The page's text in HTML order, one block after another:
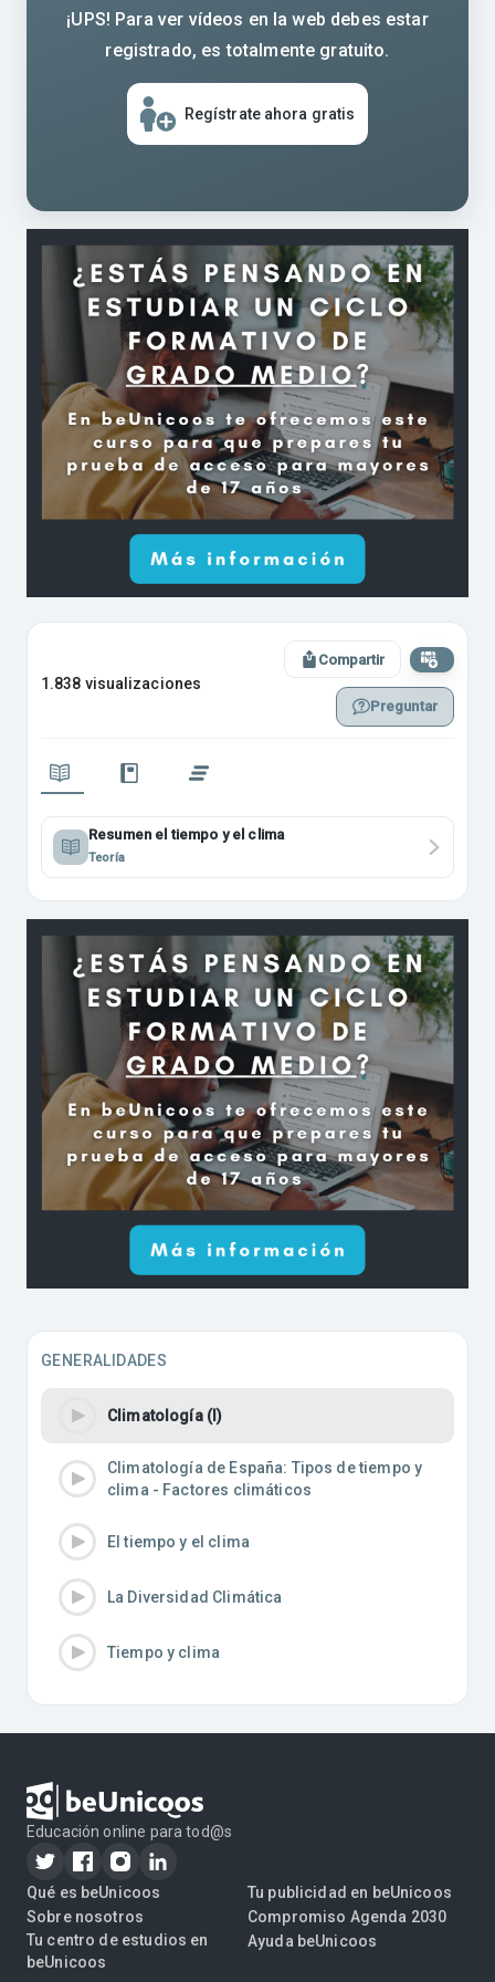
¡UPS! Para ver vídeos en la web debes estar
registrado, es totalmente gratuito.
Regístrate ahora gratis
1.838 visualizaciones
Compartir
Preguntar
Resumen el tiempo y el clima
Teoría
GENERALIDADES
Climatología (I)
Climatología de España: Tipos de tiempo y
clima - Factores climáticos
El tiempo y el clima
La Diversidad Climática
Tiempo y clima
Educación online para tod@s
Qué es beUnicoos
Sobre nosotros
Tu centro de estudios en
beUnicoos
Tu publicidad en beUnicoos
Compromiso Agenda 2030
Ayuda beUnicoos